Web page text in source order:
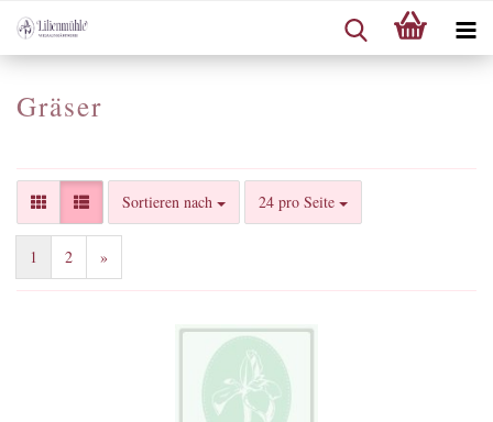
Gräser
Sortieren nach
Sortieren nach 24 pro Seite
pro Seite
1 2 »